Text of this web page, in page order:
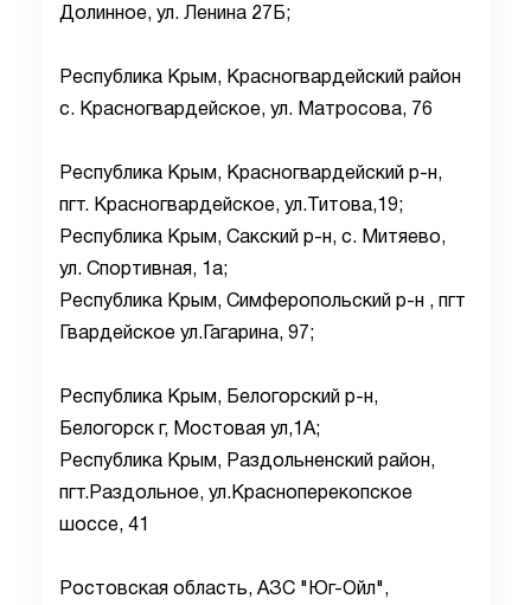
Долинное, ул. Ленина 27Б;
Республика Крым, Красногвардейский район
с. Красногвардейское, ул. Матросова, 76
Республика Крым, Красногвардейский р-н,
пгт. Красногвардейское, ул.Титова,19;
Республика Крым, Сакский р-н, с. Митяево,
ул. Спортивная, 1а;
Республика Крым, Симферопольский р-н , пгт
Гвардейское ул.Гагарина, 97;
Республика Крым, Белогорский р-н,
Белогорск г, Мостовая ул,1А;
Республика Крым, Раздольненский район,
пгт.Раздольное, ул.Красноперекопское
шоссе, 41
Ростовская область, АЗС "Юг-Ойл",